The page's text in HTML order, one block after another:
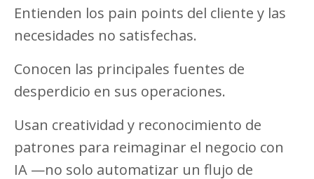
Entienden los pain points del cliente y las
necesidades no satisfechas.
Conocen las principales fuentes de
desperdicio en sus operaciones.
Usan creatividad y reconocimiento de
patrones para reimaginar el negocio con
IA —no solo automatizar un flujo de